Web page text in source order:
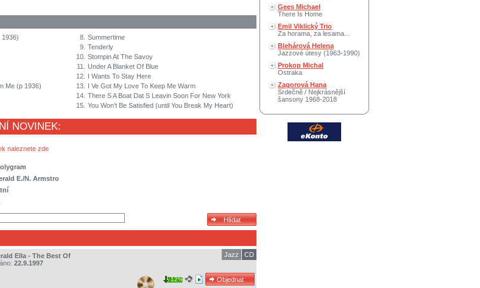
1936)
Me (p 1936)
8. Summertime
9. Tenderly
10. Stompin At The Savoy
11.
Under A Blanket Of Blue
12.
I Wants To Stay Here
13.
I Ve Got My Love To Keep Me Warm
14. There S A Boat Dat S Leavin Soon For New York
15. You Won't Be Satisfied (until You Break My Heart)
NOVINEK:
naleznete zde
E./N. Armstro
Ella - The Best Of
22.9.1997
CD
Jazz
12%
Gees Michael
There Is Home
Emil Viklický Trio
Za horama, za lesama...
Blehárová Helena
Jazzové útesy (1963-1990)
Prokop Michal
Ostraka
Zagorová Hana
Srdečně / Nejkrásnější
šansony 1968-2018